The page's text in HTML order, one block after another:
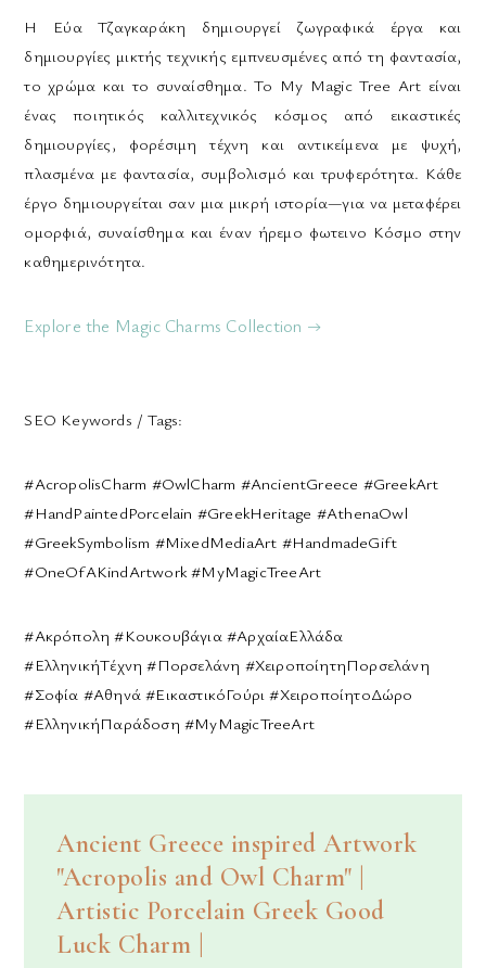
Η Εύα Τζαγκαράκη δημιουργεί ζωγραφικά έργα και
δημιουργίες μικτής τεχνικής εμπνευσμένες από τη φαντασία,
το χρώμα και το συναίσθημα. Το My Magic Tree Art είναι
ένας ποιητικός καλλιτεχνικός κόσμος από εικαστικές
δημιουργίες, φορέσιμη τέχνη και αντικείμενα με ψυχή,
πλασμένα με φαντασία, συμβολισμό και τρυφερότητα. Κάθε
έργο δημιουργείται σαν μια μικρή ιστορία—για να μεταφέρει
ομορφιά, συναίσθημα και έναν ήρεμο φωτεινο Κόσμο στην
καθημερινότητα.
Explore the Magic Charms Collection →
SEO Keywords / Tags:
#AcropolisCharm #OwlCharm #AncientGreece #GreekArt
#HandPaintedPorcelain #GreekHeritage #AthenaOwl
#GreekSymbolism #MixedMediaArt #HandmadeGift
#OneOfAKindArtwork #MyMagicTreeArt
#Ακρόπολη #Κουκουβάγια #ΑρχαίαΕλλάδα
#ΕλληνικήΤέχνη #Πορσελάνη #ΧειροποίητηΠορσελάνη
#Σοφία #Αθηνά #ΕικαστικόΓούρι #ΧειροποίητοΔώρο
#ΕλληνικήΠαράδοση #MyMagicTreeArt
Ancient Greece inspired Artwork
"Acropolis and Owl Charm" |
Artistic Porcelain Greek Good
Luck Charm |